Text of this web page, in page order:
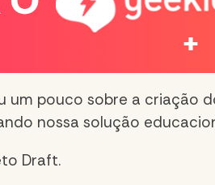
um pouco sobre a criação
nossa solução
Draft.